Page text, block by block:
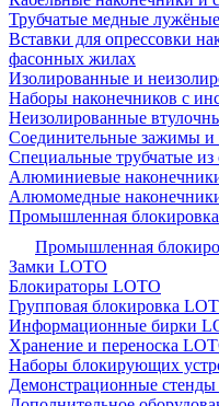
Трубчатые медные
Вставки для опрессовки
фасонных жилах
Изолированные и
Наборы наконечников с
Неизолированные
Соединительные зажимы и
Специальные трубчатые из
Алюминиевые
Алюмомедные
Промышленная
Промышленная
Замки LOTO
Блокираторы LOTO
Групповая блокировка
Информационные бирки
Хранение и переноска
Наборы блокирующих
Демонстрационные